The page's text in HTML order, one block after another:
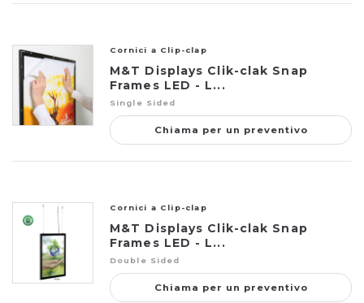
Cornici a Clip-clap
M&T Displays Clik-clak Snap
Frames LED - L...
Single Sided
Chiama per un preventivo
Cornici a Clip-clap
M&T Displays Clik-clak Snap
Frames LED - L...
Double Sided
Chiama per un preventivo